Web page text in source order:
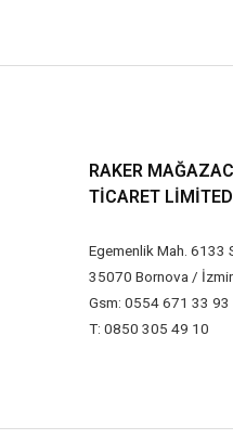
RAKER
TICARET
Egemenlik Mah. 6133
35070 Bornova /
Gsm: 0554 671 33
T: 0850 305 49 10